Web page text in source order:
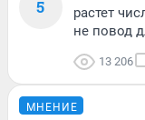
5
растет
не повод
13 206
МНЕНИЕ